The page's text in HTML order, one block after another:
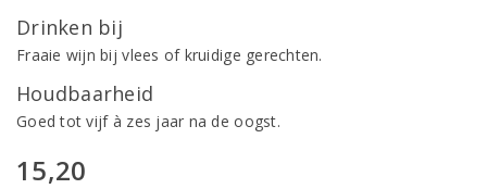
Drinken bij
Fraaie wijn bij vlees of kruidige gerechten.
Houdbaarheid
Goed tot vijf à zes jaar na de oogst.
15,20